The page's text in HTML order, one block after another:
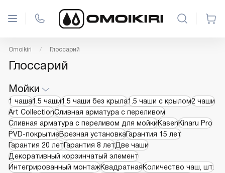
Omoikiri Глоссарий
Глоссарий
Мойки
1 чаша1.5 чаши1.5 чаши без крыла1.5 чаши с крылом2 чаши
Art CollectionCливная арматура с переливом
Cливная арматура с переливом для мойкиKasenKinaru Pro
PVD-покрытиеВрезная установкаГарантия 15 лет
Гарантия 20 летГарантия 8 летДве чаши
Декоративный корзинчатый элемент
Интегрированный монтажКвадратнаяКоличество чаш, шт.